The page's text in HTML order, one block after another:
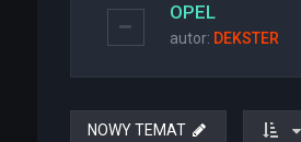
OPEL
autor: DEKSTER
NOWY TEMAT